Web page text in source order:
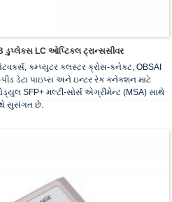
ડુપ્લેક્સ LC ઓપ્ટિકલ ટ્રાન્સસીવર
કમ્પ્યુટર ક્લસ્ટર ક્રોસ-કનેક્ટ, OBSAI
ડેટા પાઇપ્સ અને ઇન્ટર રેક કનેક્શન માટે
SFP+ મલ્ટી-સોર્સ એગ્રીમેન્ટ (MSA) સાથે
સુસંગત છે.